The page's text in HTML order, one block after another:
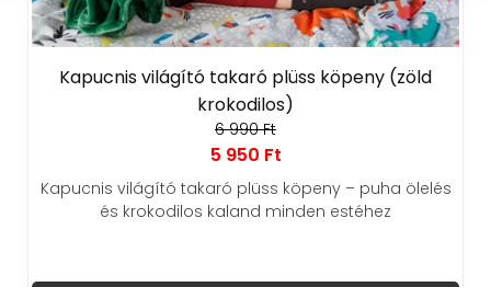
Kapucnis világító takaró plüss köpeny (zöld
krokodilos)
6 990 Ft
5 950 Ft
Kapucnis világító takaró plüss köpeny – puha ölelés
és krokodilos kaland minden estéhez